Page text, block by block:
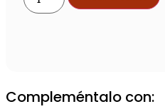
Compleméntalo con:
Ver producto producto